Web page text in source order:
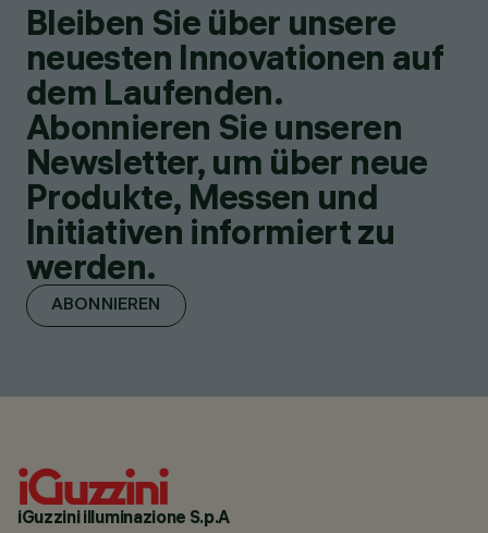
Bleiben Sie über unsere
neuesten Innovationen auf
dem Laufenden.
Abonnieren Sie unseren
Newsletter, um über neue
Produkte, Messen und
Initiativen informiert zu
werden.
ABONNIEREN
iGuzzini illuminazione S.p.A